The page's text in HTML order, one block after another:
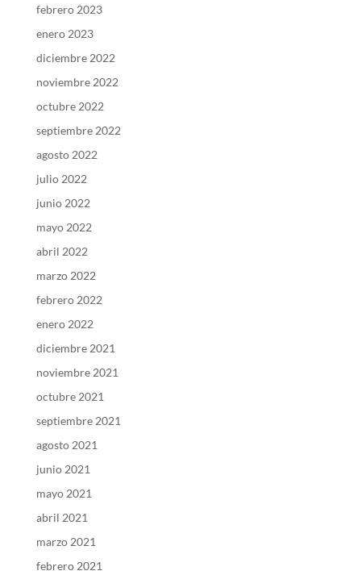
febrero 2023
enero 2023
diciembre 2022
noviembre 2022
octubre 2022
septiembre 2022
agosto 2022
julio 2022
junio 2022
mayo 2022
abril 2022
marzo 2022
febrero 2022
enero 2022
diciembre 2021
noviembre 2021
octubre 2021
septiembre 2021
agosto 2021
junio 2021
mayo 2021
abril 2021
marzo 2021
febrero 2021